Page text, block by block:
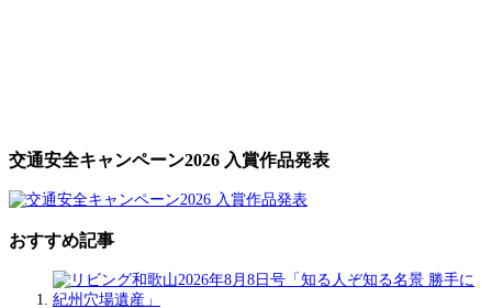
交通安全キャンペーン2026 入賞作品発表
おすすめ記事